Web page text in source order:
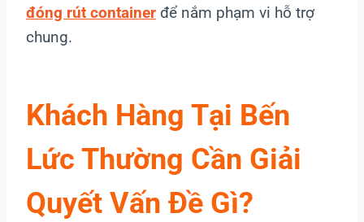
đóng rút container để nắm phạm vi hỗ trợ
chung.
Khách Hàng Tại Bến
Lức Thường Cần Giải
Quyết Vấn Đề Gì?